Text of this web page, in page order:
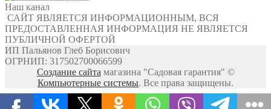
Наш канал
САЙТ ЯВЛЯЕТСЯ ИНФОРМАЦИОННЫМ, ВСЯ
ПРЕДОСТАВЛЕННАЯ ИНФОРМАЦИЯ НЕ ЯВЛЯЕТСЯ
ПУБЛИЧНОЙ ОФЕРТОЙ
ИП Пальянов Глеб Борисович
ОГРНИП: 317502700066599
Создание сайта магазина "Садовая гарантия" ©
Компьютерные системы. Все права защищены.